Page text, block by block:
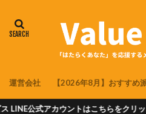
運営会社 【2026年8月】おすすめ
はこちらをクリック★